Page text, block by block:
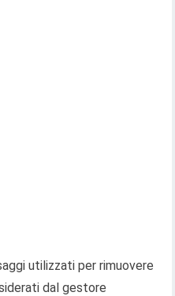
utilizzati per rimuovere
dal gestore